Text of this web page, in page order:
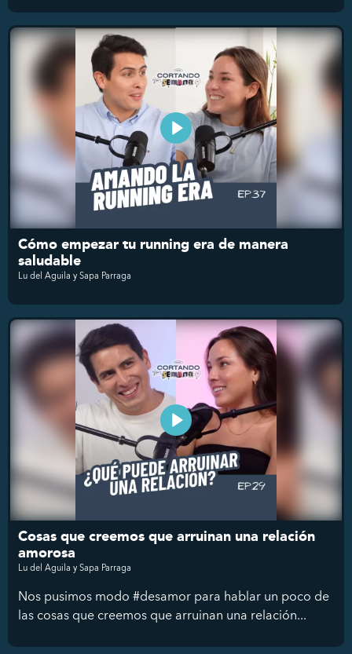
Cómo empezar tu running era de manera
saludable
Lu del Aguila y Sapa Parraga
Cosas que creemos que arruinan una relación
amorosa
Lu del Aguila y Sapa Parraga
Nos pusimos modo #desamor para hablar un poco de
las cosas que creemos que arruinan una relación...